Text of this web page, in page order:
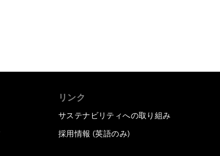
リンク
サステナビリティへの取り組み
採用情報 (英語のみ)